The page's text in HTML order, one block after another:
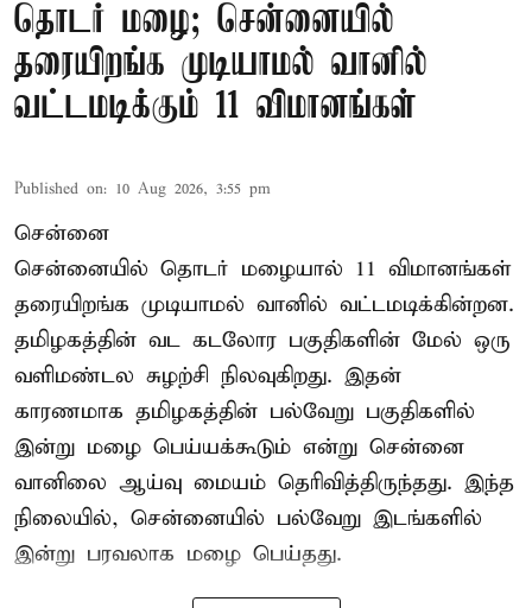
தொடர் மழை; சென்னையில்
தரையிறங்க முடியாமல் வானில்
வட்டமடிக்கும் 11 விமானங்கள்
Published on: 10 Aug 2026, 3:55 pm
சென்னை
சென்னையில் தொடர் மழையால் 11 விமானங்கள்
தரையிறங்க முடியாமல் வானில் வட்டமடிக்கின்றன.
தமிழகத்தின் வட கடலோர பகுதிகளின் மேல் ஒரு
வளிமண்டல சுழற்சி நிலவுகிறது. இதன்
காரணமாக தமிழகத்தின் பல்வேறு பகுதிகளில்
இன்று மழை பெய்யக்கூடும் என்று சென்னை
வானிலை ஆய்வு மையம் தெரிவித்திருந்தது. இந்த
நிலையில், சென்னையில் பல்வேறு இடங்களில்
இன்று பரவலாக மழை பெய்தது.